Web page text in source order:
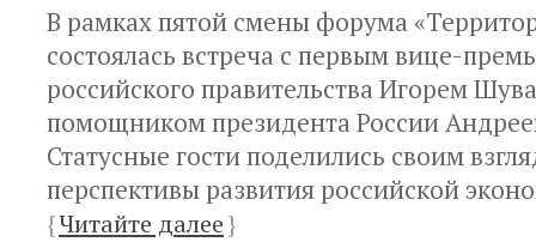
В рамках пятой смены форума
состоялась встреча с первым вице-
российского правительства Игорем
помощником президента России
Статусные гости поделились своим
перспективы развития российской
{Читайте далее}